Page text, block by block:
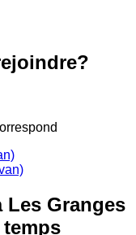
Les Granges